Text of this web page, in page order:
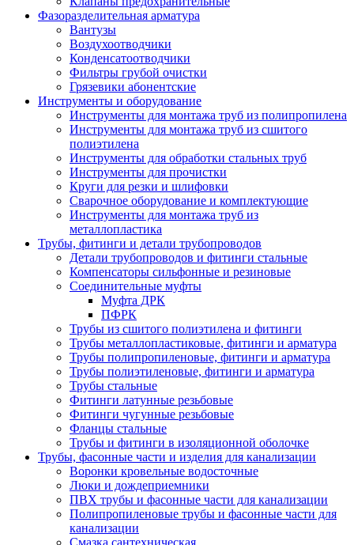
Фазоразделительная арматура
Вантузы
Воздухоотводчики
Конденсатоотводчики
Фильтры грубой очистки
Грязевики абонентские
Инструменты и оборудование
Инструменты для монтажа труб из полипропилена
Инструменты для монтажа труб из сшитого
полиэтилена
Инструменты для обработки стальных труб
Инструменты для прочистки
Круги для резки и шлифовки
Сварочное оборудование и комплектующие
Инструменты для монтажа труб из
металлопластика
Трубы, фитинги и детали трубопроводов
Детали трубопроводов и фитинги стальные
Компенсаторы сильфонные и резиновые
Соединительные муфты
Муфта ДРК
ПФРК
Трубы из сшитого полиэтилена и фитинги
Трубы металлопластиковые, фитинги и арматура
Трубы полипропиленовые, фитинги и арматура
Трубы полиэтиленовые, фитинги и арматура
Трубы стальные
Фитинги латунные резьбовые
Фитинги чугунные резьбовые
Фланцы стальные
Трубы и фитинги в изоляционной оболочке
Трубы, фасонные части и изделия для канализации
Воронки кровельные водосточные
Люки и дождеприемники
ПВХ трубы и фасонные части для канализации
Полипропиленовые трубы и фасонные части для
канализации
Смазка сантехническая